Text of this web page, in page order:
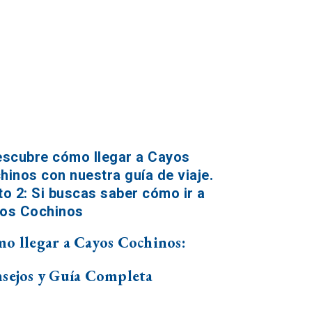
llegar a Cayos Cochinos:
y Guía Completa